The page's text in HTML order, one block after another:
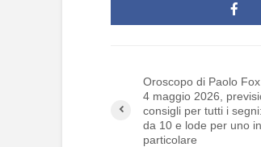
Oroscopo di Paolo
4 maggio 2026,
consigli per tutti i
da 10 e lode per uno in
particolare